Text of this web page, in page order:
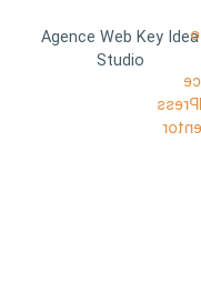
Agence Web Key Idea
Studio